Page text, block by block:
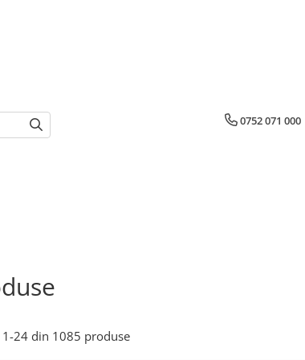
0752 071 000
1-24 din 1085 produse